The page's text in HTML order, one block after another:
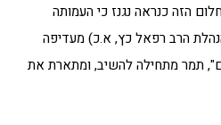
הזה כנראה נגנז כי העמותה
הרב רפאל כץ, א.כ) מעדיפה
תמר מתחילה להשיב, ומתארת את